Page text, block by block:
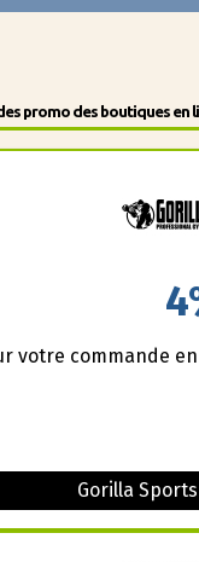
promo des boutiques en
votre commande
Gorilla